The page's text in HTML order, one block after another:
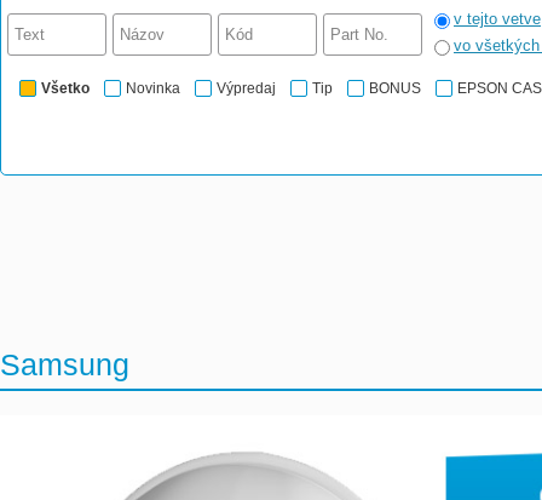
v tejto vetve
vo
Všetko Novinka Výpredaj Tip BONUS EPSON
Samsung